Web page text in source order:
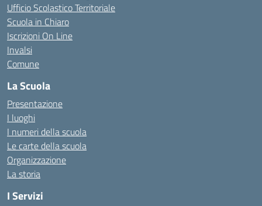
Ufficio Scolastico Territoriale
Scuola in Chiaro
Iscrizioni On Line
Invalsi
Comune
La Scuola
Presentazione
I luoghi
I numeri della scuola
Le carte della scuola
Organizzazione
La storia
I Servizi